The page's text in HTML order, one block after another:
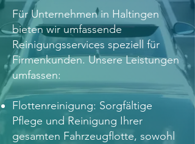
Für Unternehmen in Haltingen
bieten wir umfassende
Reinigungsservices speziell für
Firmenkunden. Unsere Leistungen
umfassen:
Flottenreinigung: Sorgfältige
Pflege und Reinigung Ihrer
gesamten Fahrzeugflotte, sowohl